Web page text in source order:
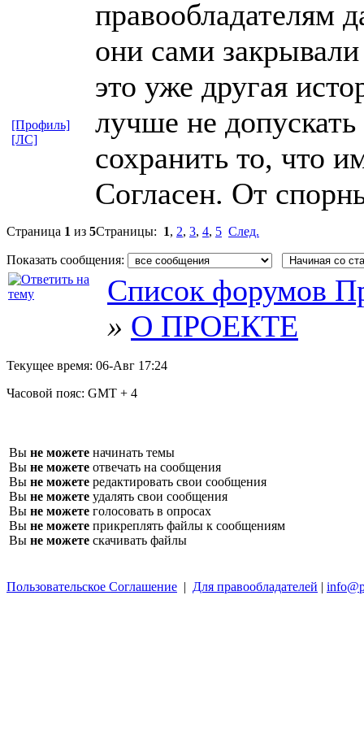
правообладателям
они сами
это уже другая
лучше не
сохранить то, что
Согласен. От
[Профиль]
[ЛС]
Страница 1 из 5Страницы: 1, 2, 3, 4, 5 След.
Показать сообщения:
Список форумов
» О ПРОЕКТЕ
Текущее время: 06-Авг 17:24
Часовой пояс: GMT + 4
Вы не можете начинать темы
Вы не можете отвечать на сообщения
Вы не можете редактировать свои сообщения
Вы не можете удалять свои сообщения
Вы не можете голосовать в опросах
Вы не можете прикреплять файлы к сообщениям
Вы не можете скачивать файлы
Пользовательское Соглашение | Для правообладателей |